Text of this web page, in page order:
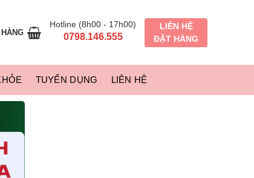
Hotline (8h00 - 17h00)
0798.146.555
LIÊN HỆ
ĐẶT HÀNG
TUYỂN DỤNG LIÊN HỆ